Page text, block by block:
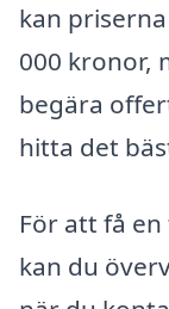
kan
000 kronor,
begära
hitta det
För att få
kan du